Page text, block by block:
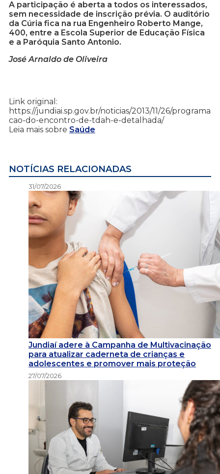
A participação é aberta a todos os interessados,
sem necessidade de inscrição prévia. O auditório
da Cúria fica na rua Engenheiro Roberto Mange,
400, entre a Escola Superior de Educação Física
e a Paróquia Santo Antonio.
José Arnaldo de Oliveira
Link original:
https://jundiai.sp.gov.br/noticias/2013/11/26/programa
cao-do-encontro-de-tdah-e-detalhada/
Leia mais sobre Saúde
NOTÍCIAS RELACIONADAS
31/07/2026
Jundiaí adere à Campanha de Multivacinação
para atualizar caderneta de crianças e
adolescentes e promover mais proteção
27/07/2026